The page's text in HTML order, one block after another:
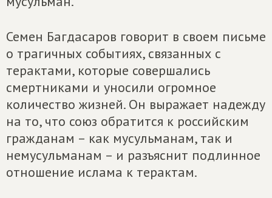
Семен Багдасаров говорит в своем письме
о трагичных событиях, связанных с
терактами, которые совершались
смертниками и уносили огромное
количество жизней. Он выражает надежду
на то, что союз обратится к российским
гражданам – как мусульманам, так и
немусульманам – и разъяснит подлинное
отношение ислама к терактам.